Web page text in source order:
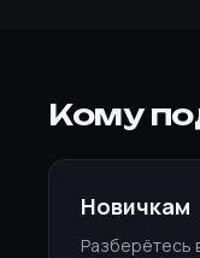
Кому
Новичкам
Разберётесь